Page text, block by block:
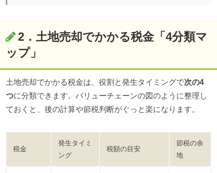
2．土地売却でかかる税金「4分類マ
ップ」
土地売却でかかる税金は、役割と発生タイミングで次の4
つに分類できます。バリューチェーンの図のように整理し
ておくと、後の計算や節税判断がぐっと楽になります。
税金
発生タイミ
ング
税額の目安
節税の余
地